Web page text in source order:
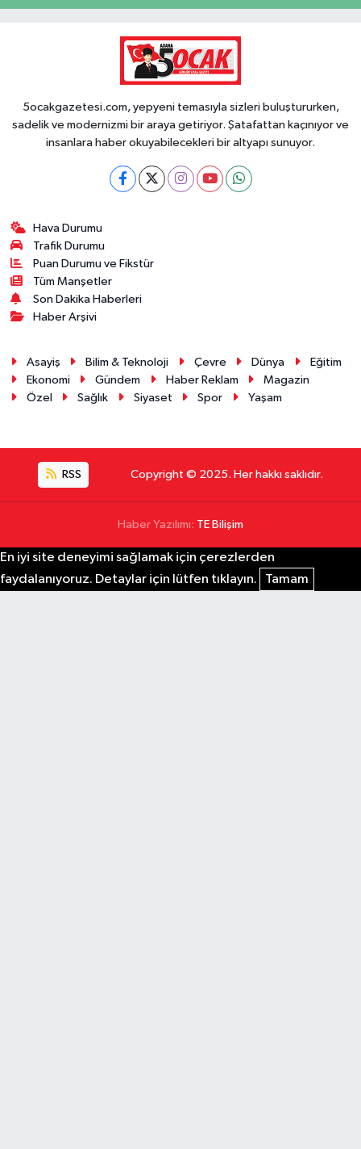
5ocakgazetesi.com, yepyeni temasıyla sizleri buluştururken,
sadelik ve modernizmi bir araya getiriyor. Şatafattan kaçınıyor ve
insanlara haber okuyabilecekleri bir altyapı sunuyor.
Hava Durumu
Trafik Durumu
Puan Durumu ve Fikstür
Tüm Manşetler
Son Dakika Haberleri
Haber Arşivi
Asayiş Bilim & Teknoloji Çevre Dünya
Eğitim
Ekonomi
Gündem Haber Reklam
Magazin
Özel
Sağlık Siyaset Spor Yaşam
RSS Copyright © 2025. Her hakkı saklıdır.
Haber Yazılımı: TE Bilişim
En iyi site deneyimi sağlamak için çerezlerden
faydalanıyoruz. Detaylar için lütfen tıklayın.
Tamam